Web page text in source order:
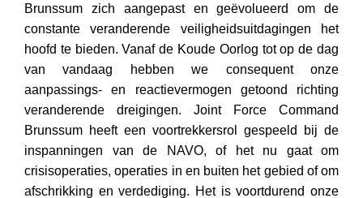
Brunssum zich aangepast en geëvolueerd om de
constante veranderende veiligheidsuitdagingen het
hoofd te bieden. Vanaf de Koude Oorlog tot op de dag
van vandaag hebben we consequent onze
aanpassings- en reactievermogen getoond richting
veranderende dreigingen. Joint Force Command
Brunssum heeft een voortrekkersrol gespeeld bij de
inspanningen van de NAVO, of het nu gaat om
crisisoperaties, operaties in en buiten het gebied of om
afschrikking en verdediging. Het is voortdurend onze